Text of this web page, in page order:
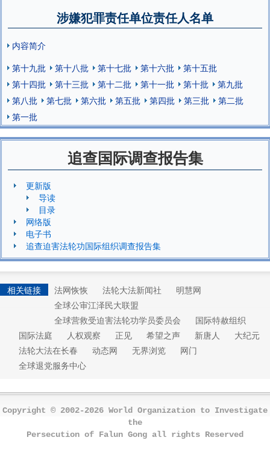
涉嫌犯罪责任单位责任人名单
内容简介
第十九批
第十八批 第十七批 第十六批
第十五批
第十四批
第十三批 第十二批 第十一批 第十批
第九批
第八批
第七批 第六批 第五批 第四批 第三批
第二批
第一批
追查国际调查报告集
更新版
导读
目录
网络版
电子书
追查迫害法轮功国际组织调查报告集
相关链接 法网恢恢 法轮大法新闻社
明慧网
全球公审江泽民大联盟
全球营救受迫害法轮功学员委员会
国际特赦组织
国际法庭
人权观察 正见 希望之声 新唐人
大纪元
法轮大法在长春
动态网 无界浏览
网门
全球退党服务中心
Copyright © 2002-2026 World Organization to Investigate
the
Persecution of Falun Gong all rights Reserved